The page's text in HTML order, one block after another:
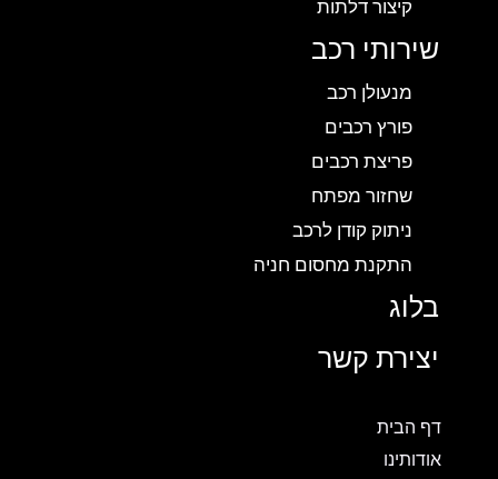
קיצור דלתות
שירותי רכב
מנעולן רכב
פורץ רכבים
פריצת רכבים
שחזור מפתח
ניתוק קודן לרכב
התקנת מחסום חניה
בלוג
יצירת קשר
דף הבית
אודותינו